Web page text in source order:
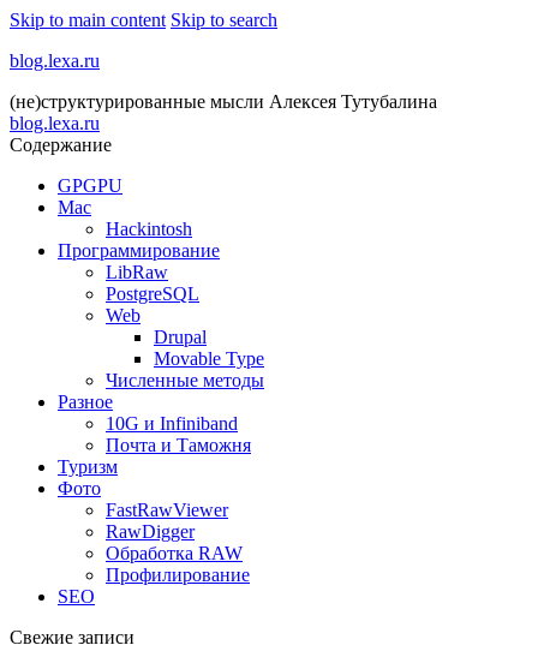
Skip to main content Skip to search
blog.lexa.ru
(не)структурированные мысли Алексея Тутубалина
blog.lexa.ru
Содержание
GPGPU
Mac
Hackintosh
Программирование
LibRaw
PostgreSQL
Web
Drupal
Movable Type
Численные методы
Разное
10G и Infiniband
Почта и Таможня
Туризм
Фото
FastRawViewer
RawDigger
Обработка RAW
Профилирование
SEO
Свежие записи